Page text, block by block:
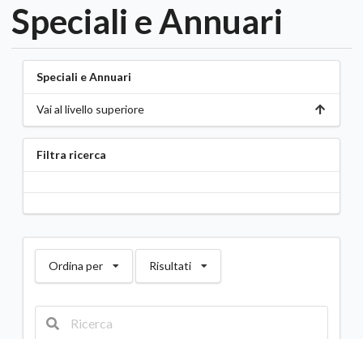
Speciali e Annuari
Speciali e Annuari
Vai al livello superiore
Filtra ricerca
Ordina per Risultati